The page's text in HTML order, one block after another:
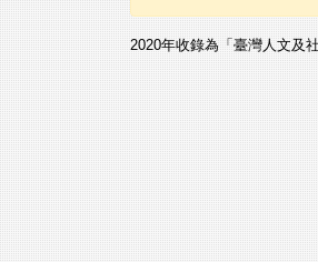
2020年收錄為「臺灣人文及